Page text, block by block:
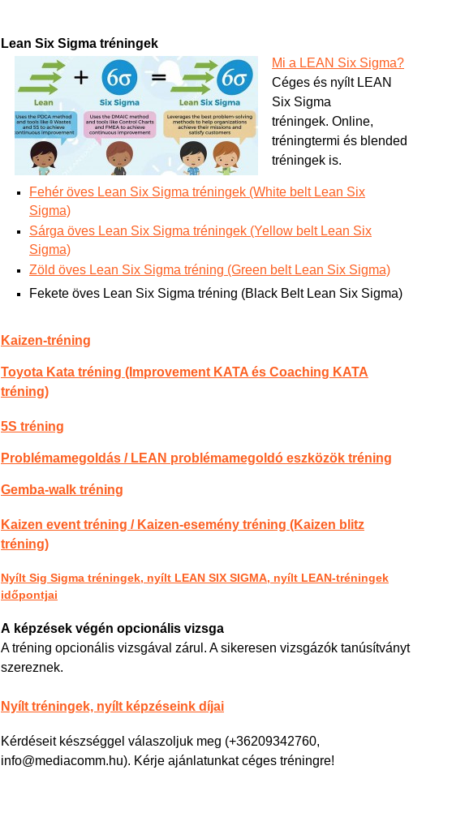
Lean Six Sigma tréningek
Mi a LEAN Six Sigma?
Céges és nyílt LEAN
Six Sigma
tréningek. Online,
tréningtermi és blended
tréningek is.
Fehér öves Lean Six Sigma tréningek (White belt Lean Six
Sigma)
Sárga öves Lean Six Sigma tréningek (Yellow belt Lean Six
Sigma)
Zöld öves Lean Six Sigma tréning (Green belt Lean Six Sigma)
Fekete öves Lean Six Sigma tréning (Black Belt Lean Six Sigma)
Kaizen-tréning
Toyota Kata tréning (Improvement KATA és Coaching KATA
tréning)
5S tréning
Problémamegoldás / LEAN problémamegoldó eszközök tréning
Gemba-walk tréning
Kaizen event tréning / Kaizen-esemény tréning (Kaizen blitz
tréning)
Nyílt Sig Sigma tréningek, nyílt LEAN SIX SIGMA, nyílt LEAN-tréningek
időpontjai
​A képzések végén opcionális vizsga
A tréning opcionális vizsgával zárul. A sikeresen vizsgázók tanúsítványt
szereznek.
Nyílt tréningek, nyílt képzéseink díjai
Kérdéseit készséggel válaszoljuk meg (+36209342760,
info@mediacomm.hu). Kérje ajánlatunkat céges tréningre!